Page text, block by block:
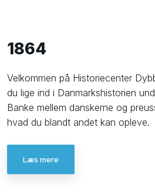
1864​
Velkommen på Historiecenter
du lige ind i Danmarkshistorien
Banke mellem danskerne og
hvad du blandt andet kan opleve.​
Læs mere